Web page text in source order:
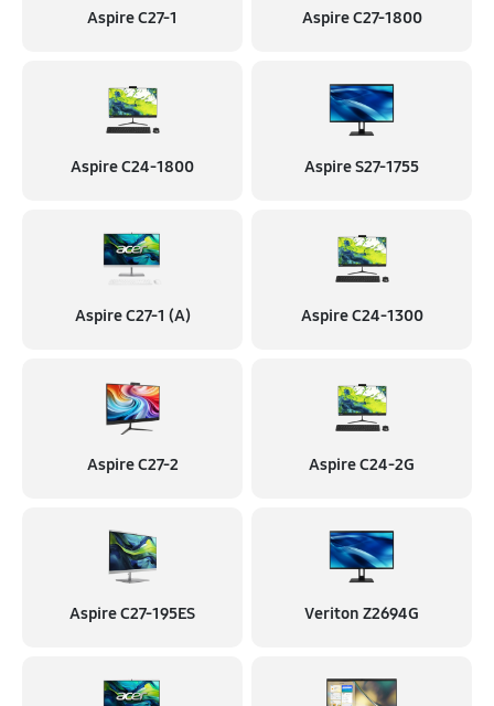
Aspire C27-1 Aspire C27-1800
Aspire C24-1800 Aspire S27-1755
Aspire C27-1 (A) Aspire C24-1300
Aspire C27-2 Aspire C24-2G
Aspire C27-195ES Veriton Z2694G